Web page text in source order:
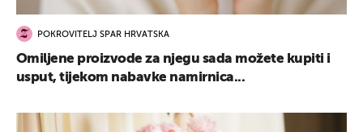
POKROVITELJ SPAR HRVATSKA
Omiljene proizvode za njegu sada možete kupiti i
usput, tijekom nabavke namirnica...